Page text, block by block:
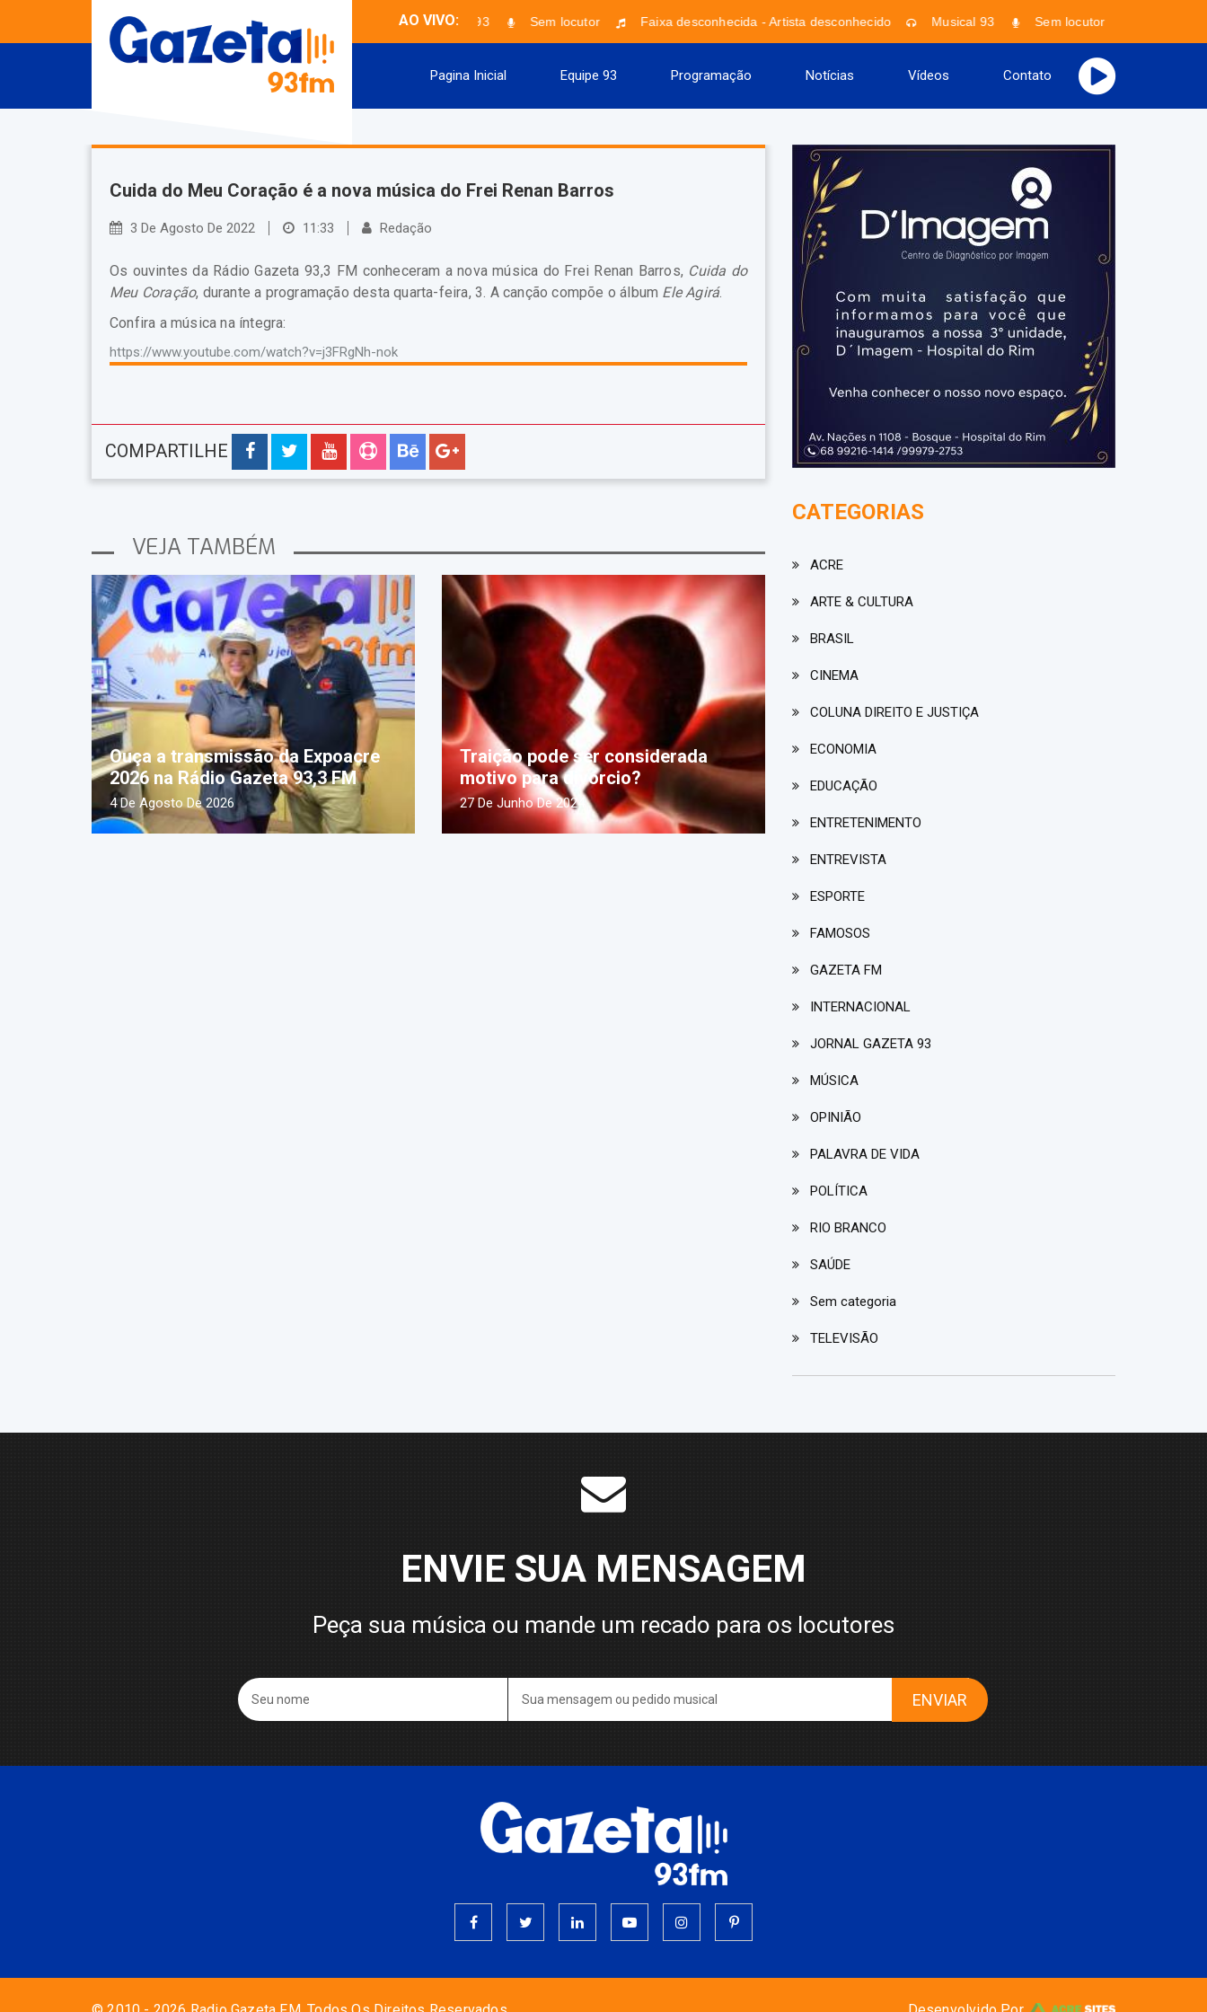
AO VIVO:
Musical 93 Sem locutor Faixa desconhecida - Artista desconhecido Musical 93 Sem locutor
Pagina Inicial Equipe 93 Programação Notícias Vídeos Contato
Cuida do Meu Coração é a nova música do Frei Renan Barros
3 De Agosto De 2022 11:33 Redação
Os ouvintes da Rádio Gazeta 93,3 FM conheceram a nova música do Frei Renan Barros, Cuida do
Meu Coração, durante a programação desta quarta-feira, 3. A canção compõe o álbum Ele Agirá.
Confira a música na íntegra:
https://www.youtube.com/watch?v=j3FRgNh-nok
COMPARTILHE
VEJA TAMBÉM
Ouça a transmissão da Expoacre
2026 na Rádio Gazeta 93,3 FM
4 De Agosto De 2026
Traição pode ser considerada
motivo para divórcio?
27 De Junho De 2024
CATEGORIAS
ACRE
ARTE & CULTURA
BRASIL
CINEMA
COLUNA DIREITO E JUSTIÇA
ECONOMIA
EDUCAÇÃO
ENTRETENIMENTO
ENTREVISTA
ESPORTE
FAMOSOS
GAZETA FM
INTERNACIONAL
JORNAL GAZETA 93
MÚSICA
OPINIÃO
PALAVRA DE VIDA
POLÍTICA
RIO BRANCO
SAÚDE
Sem categoria
TELEVISÃO
ENVIE SUA MENSAGEM
Peça sua música ou mande um recado para os locutores
ENVIAR